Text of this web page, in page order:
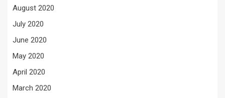
August 2020
July 2020
June 2020
May 2020
April 2020
March 2020